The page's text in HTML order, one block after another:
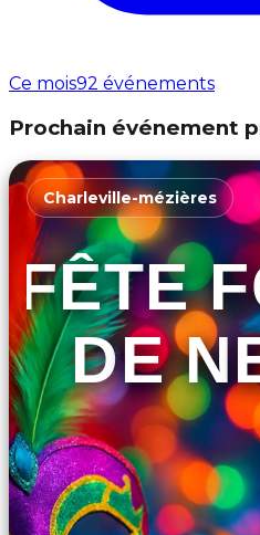
Ce mois92 événements
Prochain événement
Charleville-mézières
FÊTE
DE